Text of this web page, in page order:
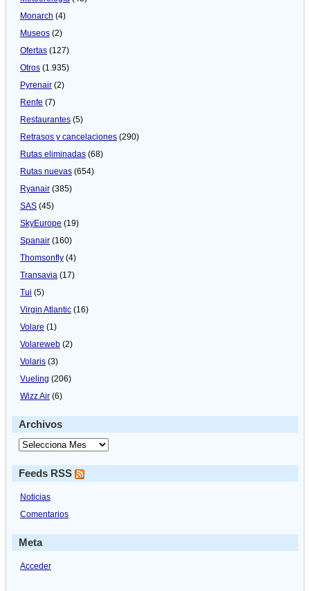
Monarch (4)
Museos (2)
Ofertas (127)
Otros (1.935)
Pyrenair (2)
Renfe (7)
Restaurantes (5)
Retrasos y cancelaciones (290)
Rutas eliminadas (68)
Rutas nuevas (654)
Ryanair (385)
SAS (45)
SkyEurope (19)
Spanair (160)
Thomsonfly (4)
Transavia (17)
Tui (5)
Virgin Atlantic (16)
Volare (1)
Volareweb (2)
Volaris (3)
Vueling (206)
Wizz Air (6)
Archivos
Feeds RSS
Noticias
Comentarios
Meta
Acceder